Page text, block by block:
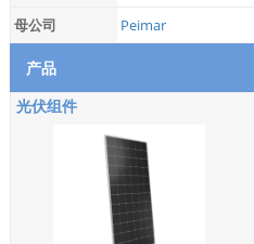
母公司
Peimar
产品
光伏组件